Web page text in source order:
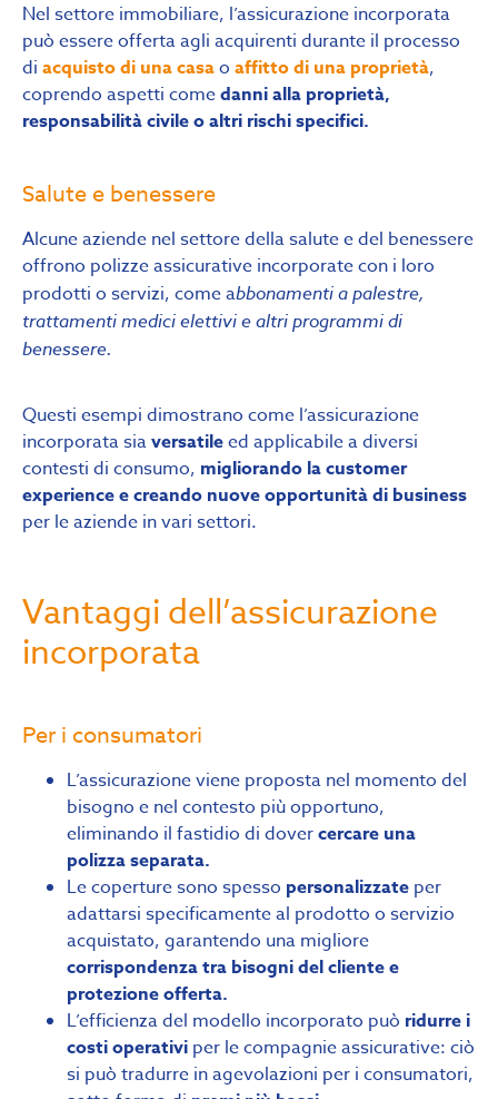
Nel settore immobiliare, l’assicurazione incorporata
può essere offerta agli acquirenti durante il processo
di acquisto di una casao affitto di una proprietà,
coprendo aspetti comedanni alla proprietà,
responsabilità civile o altri rischi specifici.
Salute e benessere
Alcune aziende nel settore della salute e del benessere
offrono polizze assicurative incorporate con i loro
prodotti o servizi, come abbonamenti a palestre,
trattamenti medici elettivi e altri programmi di
benessere.
Questi esempi dimostrano come l’assicurazione
incorporata siaversatileed applicabile a diversi
contesti di consumo, migliorando la customer
experience e creando nuove opportunità di business
per le aziende in vari settori.
Vantaggi dell’assicurazione
incorporata
Per i consumatori
L’assicurazione viene proposta nel momento del
bisogno e nel contesto più opportuno,
eliminando il fastidio di dovercercare una
polizza separata.
Le coperture sono spesso personalizzate per
adattarsi specificamente al prodotto o servizio
acquistato, garantendo una migliore
corrispondenza tra bisogni del cliente e
protezione offerta.
L’efficienza del modello incorporato può ridurre i
costi operativi per le compagnie assicurative: ciò
si può tradurre in agevolazioni per i consumatori,